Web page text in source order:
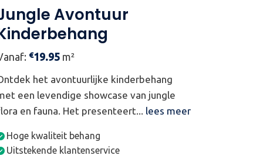
Avontuur
€19.95 m²
het avontuurlijke kinderbehang
een levendige showcase van jungle
en fauna. Het presenteert... lees meer
Hoge kwaliteit behang
Uitstekende klantenservice